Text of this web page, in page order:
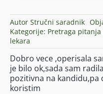
Autor Stručni saradnik
Kategorije: Pretraga
lekara
Dobro vece ,operisala
je bilo ok,sada sam
pozitivna na kandidu,pa
koristim